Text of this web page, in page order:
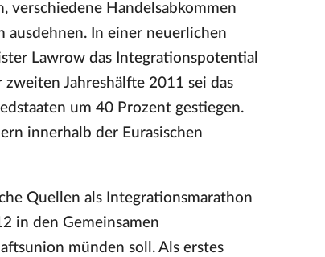
verschiedene Handelsabkommen
In einer neuerlichen
Lawrow das Integrationspotential
Jahreshälfte 2011 sei das
um 40 Prozent gestiegen.
innerhalb der Eurasischen
Quellen als Integrationsmarathon
in den Gemeinsamen
münden soll. Als erstes